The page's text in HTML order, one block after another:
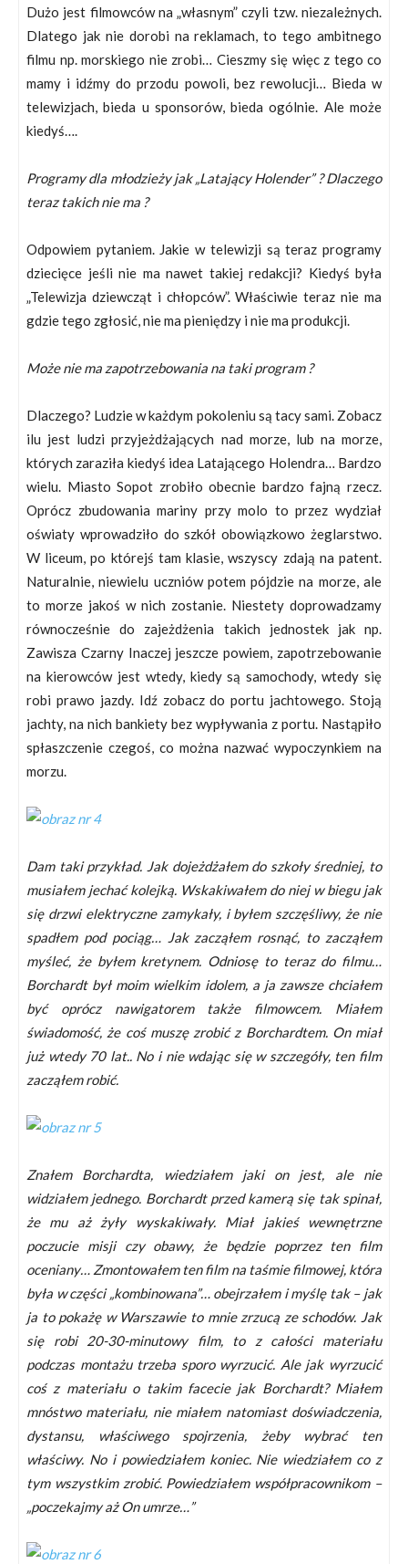
Dużo jest filmowców na „własnym” czyli tzw. niezależnych.
Dlatego jak nie dorobi na reklamach, to tego ambitnego
filmu np. morskiego nie zrobi… Cieszmy się więc z tego co
mamy i idźmy do przodu powoli, bez rewolucji… Bieda w
telewizjach, bieda u sponsorów, bieda ogólnie. Ale może
kiedyś….
Programy dla młodzieży jak „Latający Holender” ? Dlaczego
teraz takich nie ma ?
Odpowiem pytaniem. Jakie w telewizji są teraz programy
dziecięce jeśli nie ma nawet takiej redakcji? Kiedyś była
„Telewizja dziewcząt i chłopców”. Właściwie teraz nie ma
gdzie tego zgłosić, nie ma pieniędzy i nie ma produkcji.
Może nie ma zapotrzebowania na taki program ?
Dlaczego? Ludzie w każdym pokoleniu są tacy sami. Zobacz
ilu jest ludzi przyjeżdżających nad morze, lub na morze,
których zaraziła kiedyś idea Latającego Holendra… Bardzo
wielu. Miasto Sopot zrobiło obecnie bardzo fajną rzecz.
Oprócz zbudowania mariny przy molo to przez wydział
oświaty wprowadziło do szkół obowiązkowo żeglarstwo.
W liceum, po którejś tam klasie, wszyscy zdają na patent.
Naturalnie, niewielu uczniów potem pójdzie na morze, ale
to morze jakoś w nich zostanie. Niestety doprowadzamy
równocześnie do zajeżdżenia takich jednostek jak np.
Zawisza Czarny Inaczej jeszcze powiem, zapotrzebowanie
na kierowców jest wtedy, kiedy są samochody, wtedy się
robi prawo jazdy. Idź zobacz do portu jachtowego. Stoją
jachty, na nich bankiety bez wypływania z portu. Nastąpiło
spłaszczenie czegoś, co można nazwać wypoczynkiem na
morzu.
Dam taki przykład. Jak dojeżdżałem do szkoły średniej, to
musiałem jechać kolejką. Wskakiwałem do niej w biegu jak
się drzwi elektryczne zamykały, i byłem szczęśliwy, że nie
spadłem pod pociąg… Jak zacząłem rosnąć, to zacząłem
myśleć, że byłem kretynem. Odniosę to teraz do filmu…
Borchardt był moim wielkim idolem, a ja zawsze chciałem
być oprócz nawigatorem także filmowcem. Miałem
świadomość, że coś muszę zrobić z Borchardtem. On miał
już wtedy 70 lat.. No i nie wdając się w szczegóły, ten film
zacząłem robić.
Znałem Borchardta, wiedziałem jaki on jest, ale nie
widziałem jednego. Borchardt przed kamerą się tak spinał,
że mu aż żyły wyskakiwały. Miał jakieś wewnętrzne
poczucie misji czy obawy, że będzie poprzez ten film
oceniany… Zmontowałem ten film na taśmie filmowej, która
była w części „kombinowana”… obejrzałem i myślę tak – jak
ja to pokażę w Warszawie to mnie zrzucą ze schodów. Jak
się robi 20-30-minutowy film, to z całości materiału
podczas montażu trzeba sporo wyrzucić. Ale jak wyrzucić
coś z materiału o takim facecie jak Borchardt? Miałem
mnóstwo materiału, nie miałem natomiast doświadczenia,
dystansu, właściwego spojrzenia, żeby wybrać ten
właściwy. No i powiedziałem koniec. Nie wiedziałem co z
tym wszystkim zrobić. Powiedziałem współpracownikom –
„poczekajmy aż On umrze…”